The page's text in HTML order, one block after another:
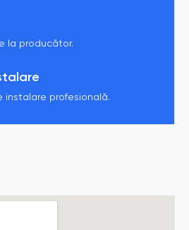
la producător.
instalare profesională.